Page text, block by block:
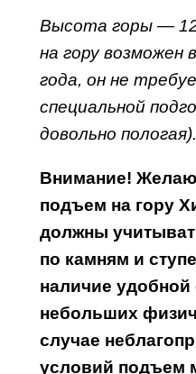
Высота горы —
на гору возможен
года, он не
специальной
довольно пологая).
Внимание!
подъем на гору
должны
по камням и
наличие удобной
небольших
случае
условий подъем